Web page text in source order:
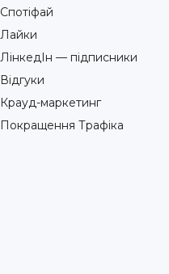
Спотіфай
Лайки
ЛінкедІн — підписники
Відгуки
Крауд-маркетинг
Покращення Трафіка